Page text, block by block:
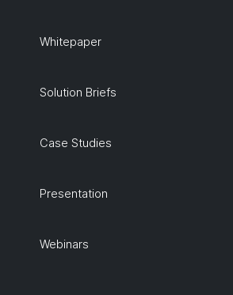
Whitepaper
Solution Briefs
Case Studies
Presentation
Webinars